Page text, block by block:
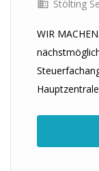
Stölting
WIR